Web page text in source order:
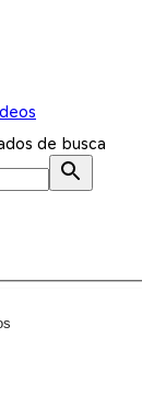
de busca